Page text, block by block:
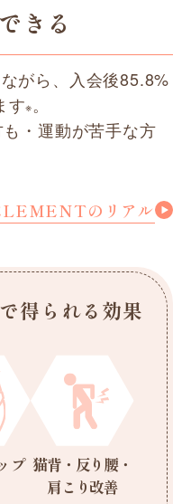
きる
がら、入会後85.8%
す※。
・運動が苦手な方
のリアル
得られる効果
プ 猫背・反り腰・
肩こり改善